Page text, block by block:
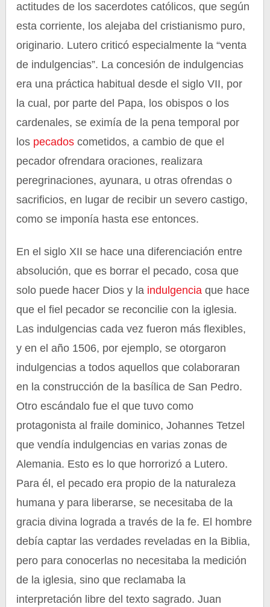
actitudes de los sacerdotes católicos, que según
esta corriente, los alejaba del cristianismo puro,
originario. Lutero criticó especialmente la “venta
de indulgencias”. La concesión de indulgencias
era una práctica habitual desde el siglo VII, por
la cual, por parte del Papa, los obispos o los
cardenales, se eximía de la pena temporal por
los pecados cometidos, a cambio de que el
pecador ofrendara oraciones, realizara
peregrinaciones, ayunara, u otras ofrendas o
sacrificios, en lugar de recibir un severo castigo,
como se imponía hasta ese entonces.
En el siglo XII se hace una diferenciación entre
absolución, que es borrar el pecado, cosa que
solo puede hacer Dios y la indulgencia que hace
que el fiel pecador se reconcilie con la iglesia.
Las indulgencias cada vez fueron más flexibles,
y en el año 1506, por ejemplo, se otorgaron
indulgencias a todos aquellos que colaboraran
en la construcción de la basílica de San Pedro.
Otro escándalo fue el que tuvo como
protagonista al fraile dominico, Johannes Tetzel
que vendía indulgencias en varias zonas de
Alemania. Esto es lo que horrorizó a Lutero.
Para él, el pecado era propio de la naturaleza
humana y para liberarse, se necesitaba de la
gracia divina lograda a través de la fe. El hombre
debía captar las verdades reveladas en la Biblia,
pero para conocerlas no necesitaba la medición
de la iglesia, sino que reclamaba la
interpretación libre del texto sagrado. Juan